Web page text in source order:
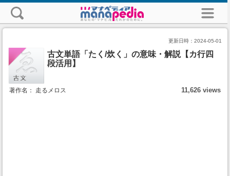
更新日時： 2024-05-01
古文単語「たく/炊く」の意味・解説【カ行四
段活用】
著作名： 走るメロス 11,626 views